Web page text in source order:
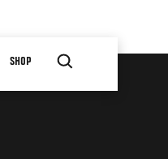
SHOP